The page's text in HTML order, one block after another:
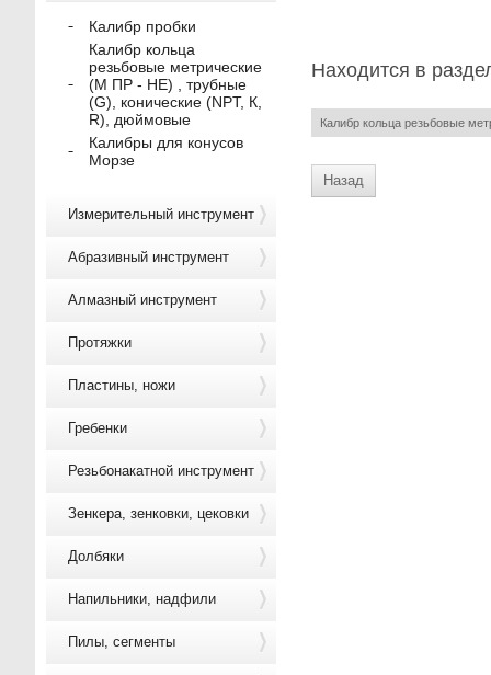
Находится в
Калибр кольца резьбовые
Назад
Калибр пробки
Калибр кольца
резьбовые метрические
(М ПР - НЕ) , трубные
(G), конические (NPT, К,
R), дюймовые
Калибры для конусов
Морзе
Измерительный инструмент
Абразивный инструмент
Алмазный инструмент
Протяжки
Пластины, ножи
Гребенки
Резьбонакатной инструмент
Зенкера, зенковки, цековки
Долбяки
Напильники, надфили
Пилы, сегменты